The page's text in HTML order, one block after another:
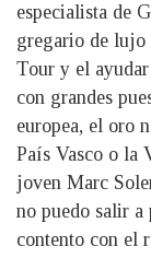
especialista de
gregario de lujo
Tour y el
con grandes
europea, el oro
País Vasco o la
joven Marc
no puedo salir
contento con el